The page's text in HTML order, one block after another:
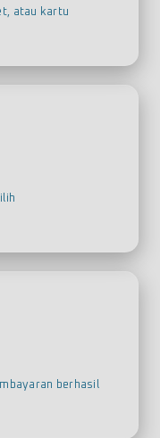
atau kartu
berhasil